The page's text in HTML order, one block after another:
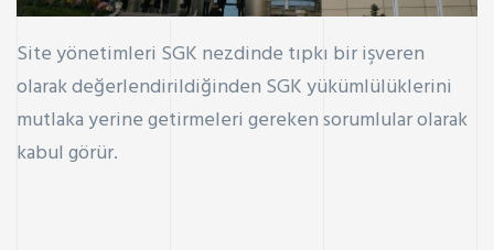
Site yönetimleri SGK nezdinde tıpkı bir işveren
olarak değerlendirildiğinden SGK yükümlülüklerini
mutlaka yerine getirmeleri gereken sorumlular olarak
kabul görür.